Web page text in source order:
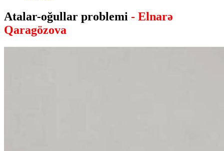
Atalar-oğullar problemi - Elnarə
Qaragözova